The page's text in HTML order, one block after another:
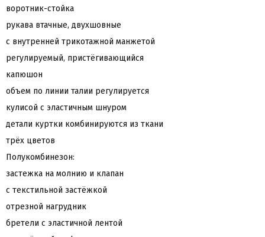
воротник-стойка
рукава втачные, двухшовные
с внутренней трикотажной манжетой
регулируемый, пристёгивающийся
капюшон
объем по линии талии регулируется
кулисой с эластичным шнуром
детали куртки комбинируются из ткани
трёх цветов
Полукомбинезон:
застежка на молнию и клапан
с текстильной застёжкой
отрезной нагрудник
бретели с эластичной лентой